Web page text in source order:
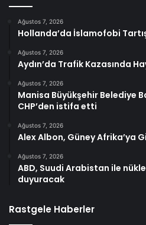
Ağustos 7, 2026
Hollanda’da İslamofobi
Ağustos 7, 2026
Aydın’da Trafik Kazasında
Ağustos 7, 2026
Manisa Büyükşehir Belediye
CHP’den istifa etti
Ağustos 7, 2026
Alex Albon, Güney Afrika’ya
Ağustos 7, 2026
ABD, Suudi Arabistan ile
duyuracak
Rastgele Haberler